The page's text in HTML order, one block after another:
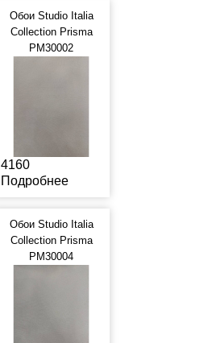
Обои Studio Italia
Collection Prisma
PM30002
4160
Подробнее
Обои Studio Italia
Collection Prisma
PM30004